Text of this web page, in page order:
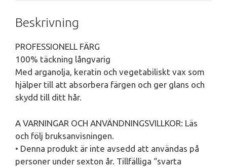
Beskrivning
PROFESSIONELL FÄRG
100% täckning långvarig
Med arganolja, keratin och vegetabiliskt vax som
hjälper till att absorbera färgen och ger glans och
skydd till ditt hår.
A VARNINGAR OCH ANVÄNDNINGSVILLKOR: Läs
och följ bruksanvisningen.
• Denna produkt är inte avsedd att användas på
personer under sexton år. Tillfälliga “svarta